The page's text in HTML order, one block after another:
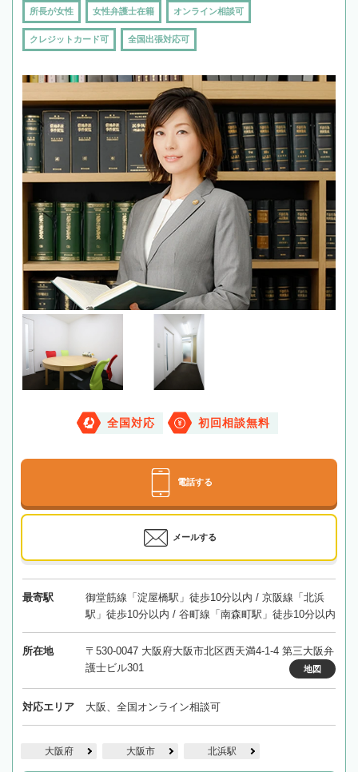
所長が女性 女性弁護士在籍 オンライン相談可
クレジットカード可 全国出張対応可
全国対応 初回相談無料
電話する
メールする
最寄駅
御堂筋線「淀屋橋駅」徒歩10分以内 / 京阪線「北浜
駅」徒歩10分以内 / 谷町線「南森町駅」徒歩10分以内
所在地
〒530-0047 大阪府大阪市北区西天満4-1-4 第三大阪弁
護士ビル301
地図
対応エリア 大阪、全国オンライン相談可
大阪府 大阪市 北浜駅